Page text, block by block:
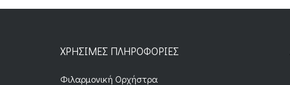
ΧΡΉΣΙΜΕΣ ΠΛΗΡΟΦΟΡΊΕΣ
Φιλαρμονική Ορχήστρα